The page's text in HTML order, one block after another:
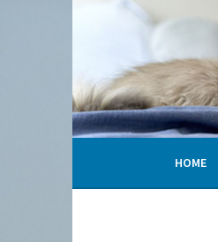
HOME